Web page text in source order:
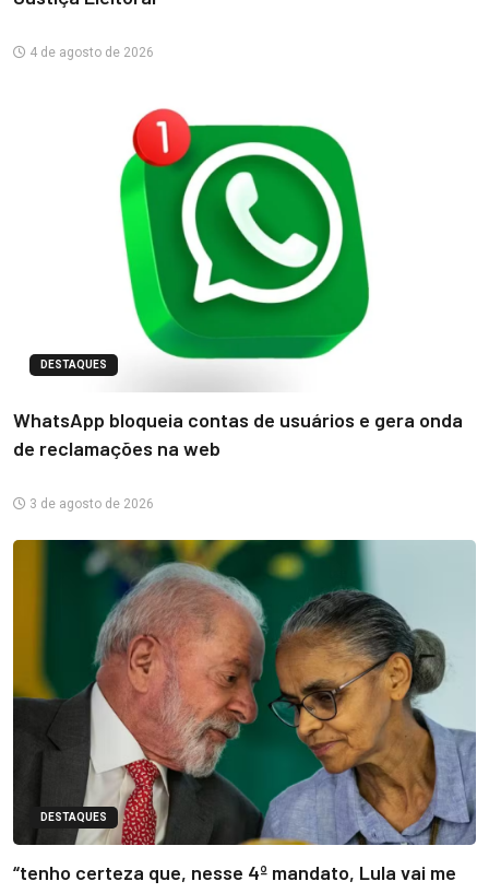
4 de agosto de 2026
DESTAQUES
WhatsApp bloqueia contas de usuários e gera onda
de reclamações na web
3 de agosto de 2026
DESTAQUES
“tenho certeza que, nesse 4º mandato, Lula vai me